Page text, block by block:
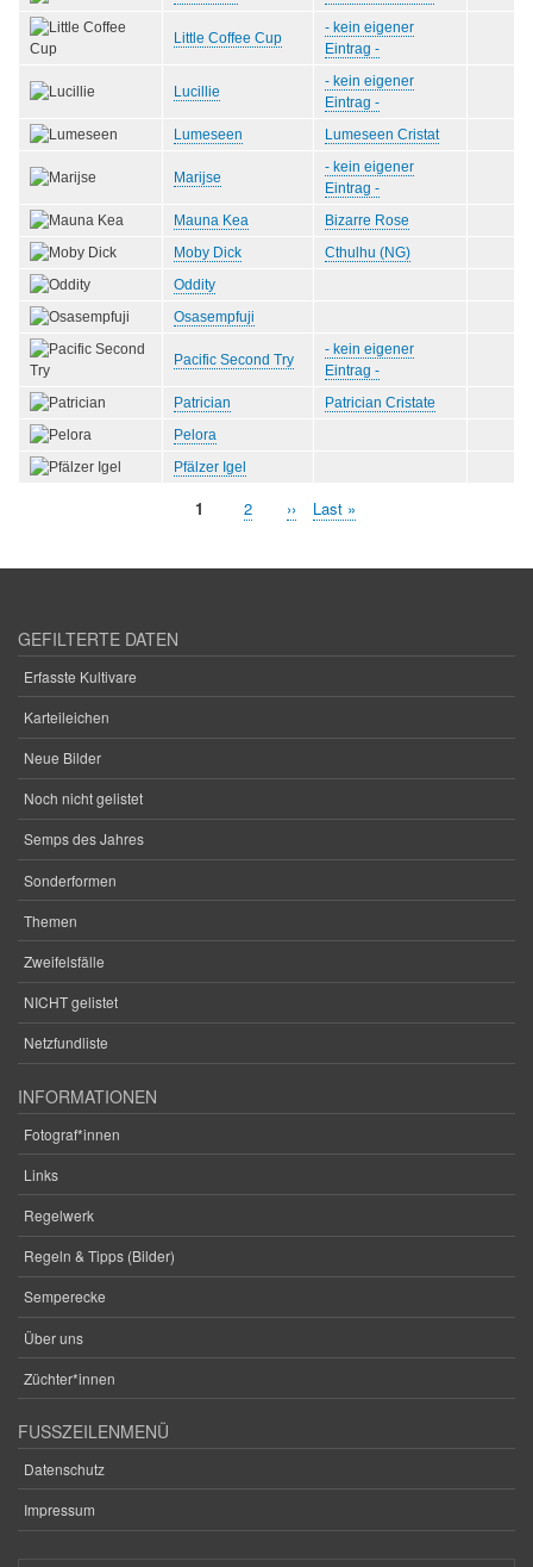
Little Coffee Cup
- kein eigener
Eintrag -
Lucillie
- kein eigener
Eintrag -
Lumeseen
Lumeseen Cristat
Marijse
- kein eigener
Eintrag -
Mauna Kea
Bizarre Rose
Moby Dick
Cthulhu (NG)
Oddity
Osasempfuji
Pacific Second Try
- kein eigener
Eintrag -
Patrician
Patrician Cristate
Pelora
Pfälzer Igel
Aktuelle
1 Seite
2
Nächste
››
Letzte
Last »
GEFILTERTE DATEN
Erfasste Kultivare
Karteileichen
Neue Bilder
Noch nicht gelistet
Semps des Jahres
Sonderformen
Themen
Zweifelsfälle
NICHT gelistet
Netzfundliste
INFORMATIONEN
Fotograf*innen
Links
Regelwerk
Regeln & Tipps (Bilder)
Semperecke
Über uns
Züchter*innen
FUSSZEILENMENÜ
Datenschutz
Impressum